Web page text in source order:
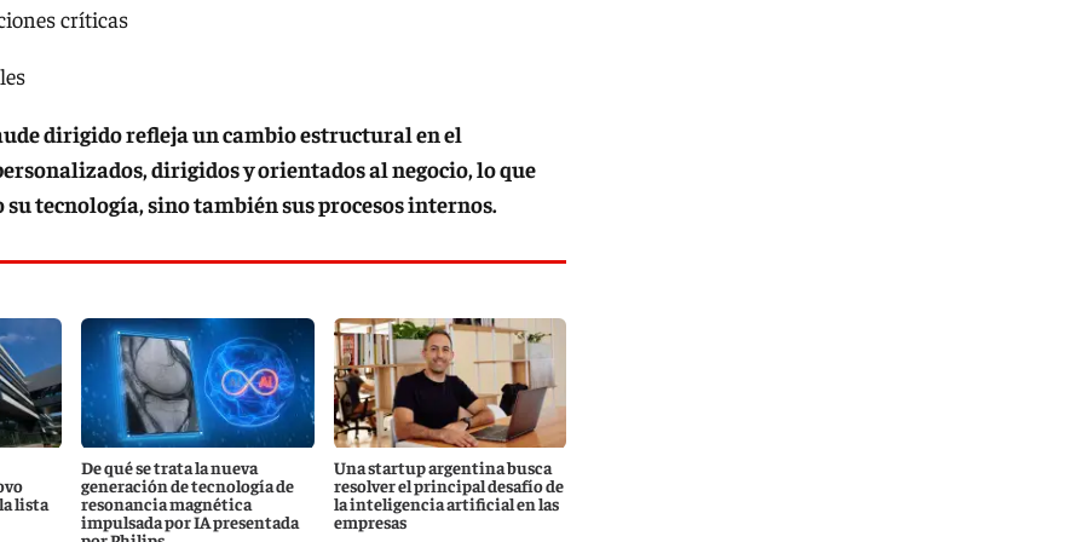
críticas
dirigido refleja un cambio estructural en el
dirigidos y orientados al negocio, lo que
tecnología, sino también sus procesos internos.
lista
De qué se trata la nueva
generación de tecnología de
resonancia magnética
impulsada por IA presentada
Una startup argentina busca
resolver el principal desafío de
la inteligencia artificial en las
empresas